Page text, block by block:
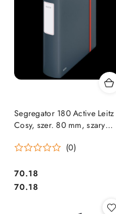
Segregator 180 Active Leitz
Cosy, szer. 80 mm, szary
(0)
Cena:
70.18
Cena:
70.18